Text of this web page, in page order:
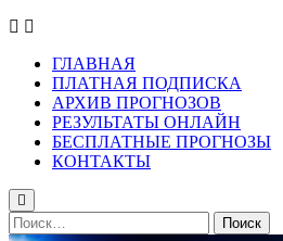
ГЛАВНАЯ
ПЛАТНАЯ ПОДПИСКА
АРХИВ ПРОГНОЗОВ
РЕЗУЛЬТАТЫ ОНЛАЙН
БЕСПЛАТНЫЕ ПРОГНОЗЫ
КОНТАКТЫ
Найти: